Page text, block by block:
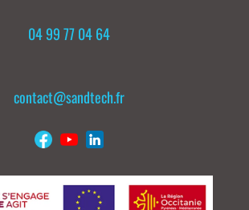
04 99 77 04 64
contact@sandtech.fr